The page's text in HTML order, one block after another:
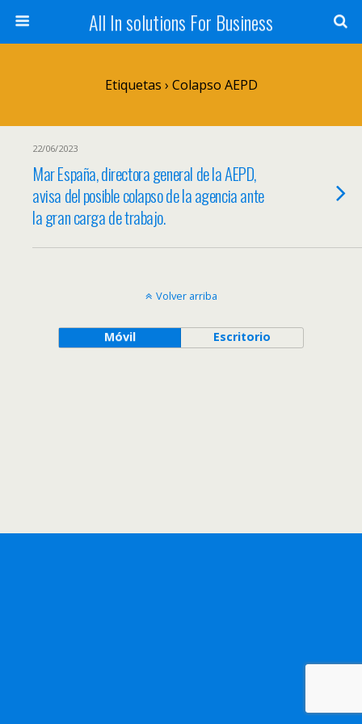
All In solutions For Business
Etiquetas › Colapso AEPD
22/06/2023
Mar España, directora general de la AEPD,
avisa del posible colapso de la agencia ante
la gran carga de trabajo.
Volver arriba
Móvil Escritorio